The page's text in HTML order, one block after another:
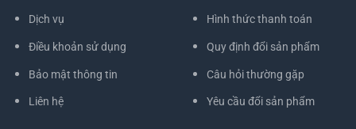
Dịch vụ
Điều khoản sử dụng
Bảo mật thông tin
Liên hệ
Hình thức thanh toán
Quy định đổi sản phẩm
Câu hỏi thường gặp
Yêu cầu đổi sản phẩm